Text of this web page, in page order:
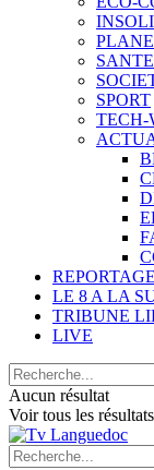
SANTE
SPORT
TECH-
REPORTAGE
LE 8 A LA
TRIBUNE
LIVE
Aucun résultat
Voir tous les résultats